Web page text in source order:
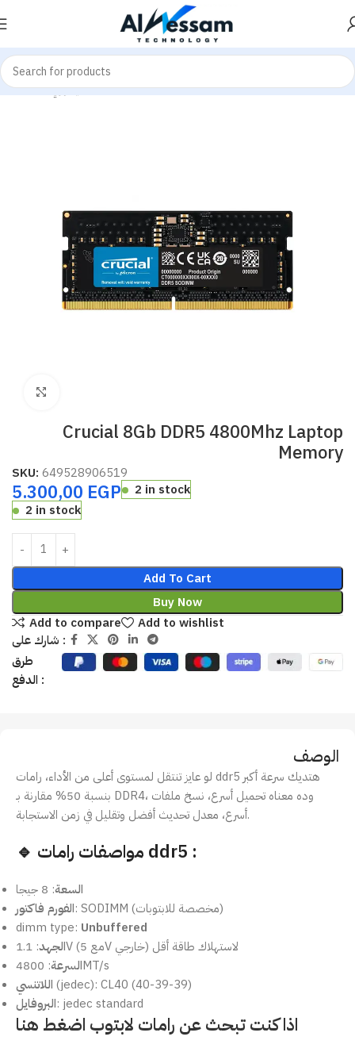
Home ميموري - Memories Laptop Memories
Crucial 8Gb DDR5 4800Mhz Laptop
Memory
SKU: 649528906519
5.300,00 EGP
2 in stock
2 in stock
Add To Cart
Buy Now
Add to compare
Add to wishlist
شارك على :
طرق
الدفع :
الوصف
لو عايز تنتقل لمستوى أعلى من الأداء، رامات ddr5 هتديك سرعة أكبر
بنسبة 50% مقارنة بـ DDR4، وده معناه تحميل أسرع، نسخ ملفات
أسرع، معدل تحديث أفضل وتقليل في زمن الاستجابة.
🔹 مواصفات رامات ddr5 :
السعة: 8 جيجا
الفورم فاكتور
: SODIMM (مخصصة للابتوبات)
dimm type: Unbuffered
الجهد
: 1.1V (مع 5V خارجي) لاستهلاك طاقة أقل
السرعة: 4800MT/s
(jedec): CL40 (40-39-39)
البروفايل: jedec standard